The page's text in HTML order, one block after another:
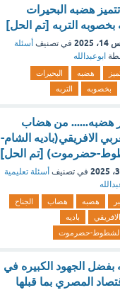
هضبه البحيرات
بخصوبه التربه [تم الحل]
في تصنيف أسئلة
ابوعبدالله
هضبه
البحيرات
بخصوبه التربه
هضبه...... من هضاب
الافريقي(باديه الشام-
حضرموت) [تم الحل]
في تصنيف أسئلة تعليمية
هضبه هضاب
الجناح
الافريقي
باديه
الشطوط-حضرموت
بفضل الجهود الكبيره في
المصري بما قبلها